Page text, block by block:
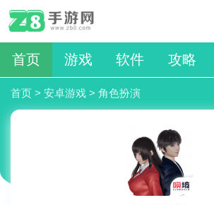
首页 游戏 软件 攻略
首页 > 安卓游戏 > 角色扮演